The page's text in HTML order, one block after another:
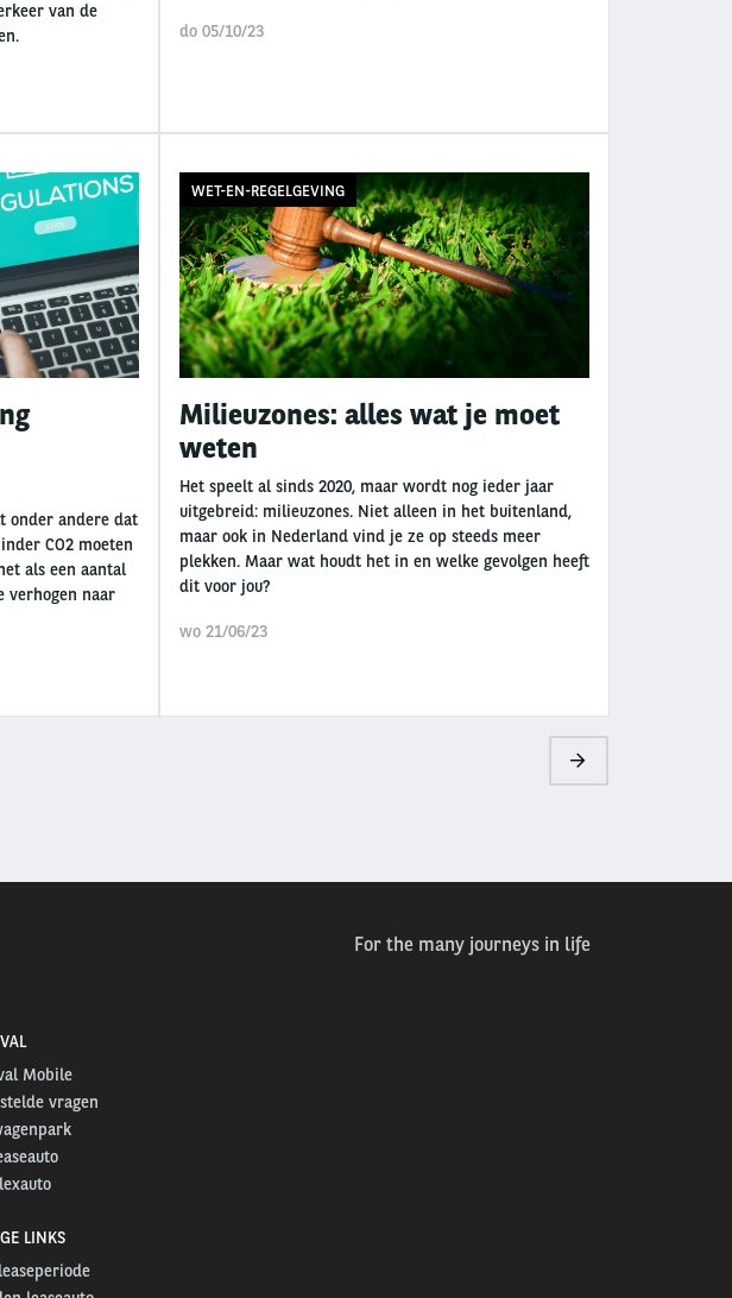
van de
do 05/10/23
onder andere dat
CO2 moeten
als een aantal
verhogen naar
WET-EN-REGELGEVING
Milieuzones: alles wat je moet
weten
Het speelt al sinds 2020, maar wordt nog ieder jaar
uitgebreid: milieuzones. Niet alleen in het buitenland,
maar ook in Nederland vind je ze op steeds meer
plekken. Maar wat houdt het in en welke gevolgen heeft
dit voor jou?
wo 21/06/23
Volgende
pagina
For the many journeys in life
Mobile
vragen
LINKS